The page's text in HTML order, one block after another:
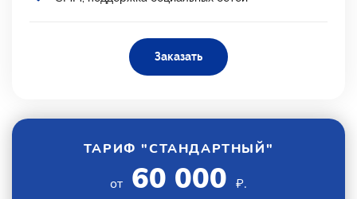
Заказать
ТАРИФ "СТАНДАРТНЫЙ"
от 60 000 ₽.